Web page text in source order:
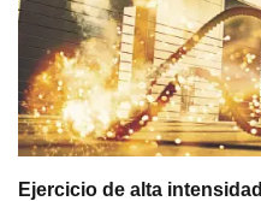
Ejercicio de alta